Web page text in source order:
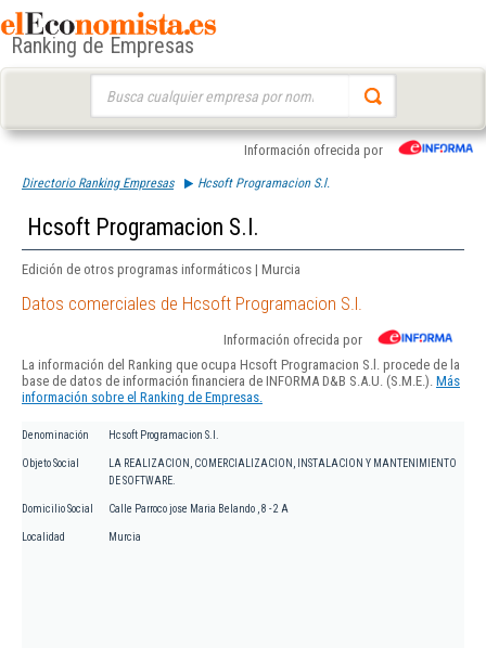
Ranking de Empresas
Información ofrecida por
Directorio Ranking Empresas Hcsoft Programacion S.l.
Hcsoft Programacion S.l.
Edición de otros programas informáticos | Murcia
Datos comerciales de Hcsoft Programacion S.l.
Información ofrecida por
La información del Ranking que ocupa Hcsoft Programacion S.l. procede de la
base de datos de información financiera de INFORMA D&B S.A.U. (S.M.E.). Más
información sobre el Ranking de Empresas.
Denominación Hcsoft Programacion S.l.
Objeto Social
LA REALIZACION, COMERCIALIZACION, INSTALACION Y MANTENIMIENTO
DE SOFTWARE.
Domicilio Social Calle Parroco jose Maria Belando , 8 - 2 A
Localidad Murcia